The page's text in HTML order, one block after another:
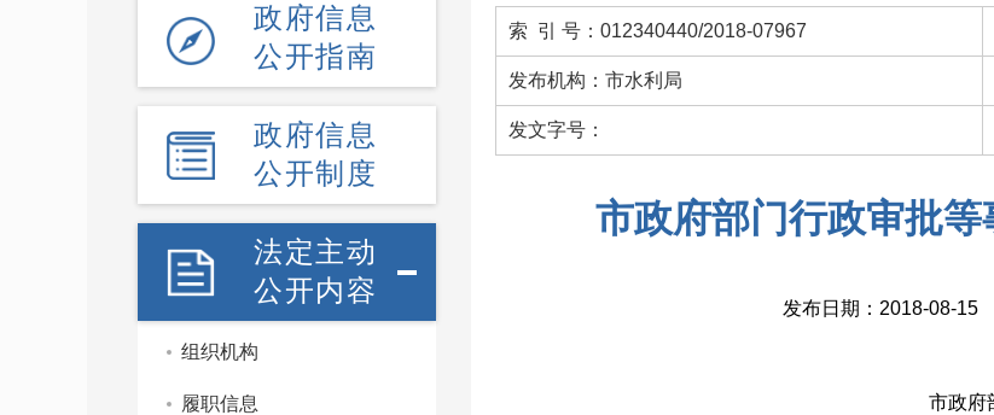
政府信息
公开指南
政府信息
公开制度
法定主动
公开内容
组织机构
履职信息
索 引 号：012340440/2018-07967
发布机构：市水利局
发文字号：
市政府部门行政审批
发布日期：2018-08-
市政府